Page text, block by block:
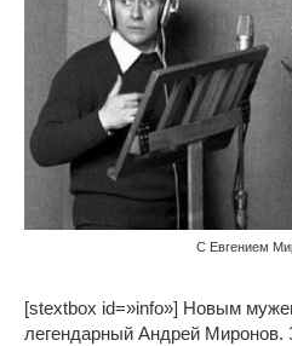
С Евгением
[stextbox id=»info»] Новым
легендарный Андрей